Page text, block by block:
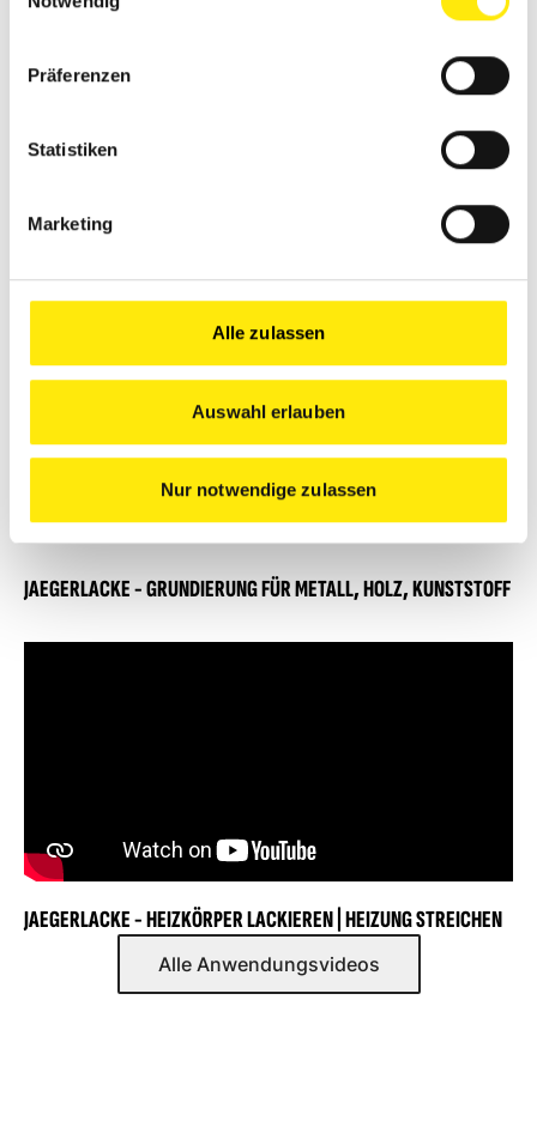
Präferenzen
Statistiken
Marketing
Alle zulassen
Auswahl erlauben
Nur notwendige zulassen
JAEGERLACKE - FUGENLOSES DESIGN FÜR BÖDEN UND WÄNDE -
JAEGERLACKE - GRUNDIERUNG FÜR METALL, HOLZ, KUNSTSTOFF
JAEGERLACKE - HEIZKÖRPER LACKIEREN | HEIZUNG STREICHEN
Alle Anwendungsvideos